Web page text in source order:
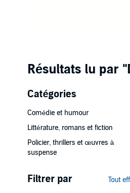
Résultats lu par
Catégories
Comédie et humour
Littérature, romans et fiction
Policier, thrillers et œuvres à
suspense
Filtrer par Tout